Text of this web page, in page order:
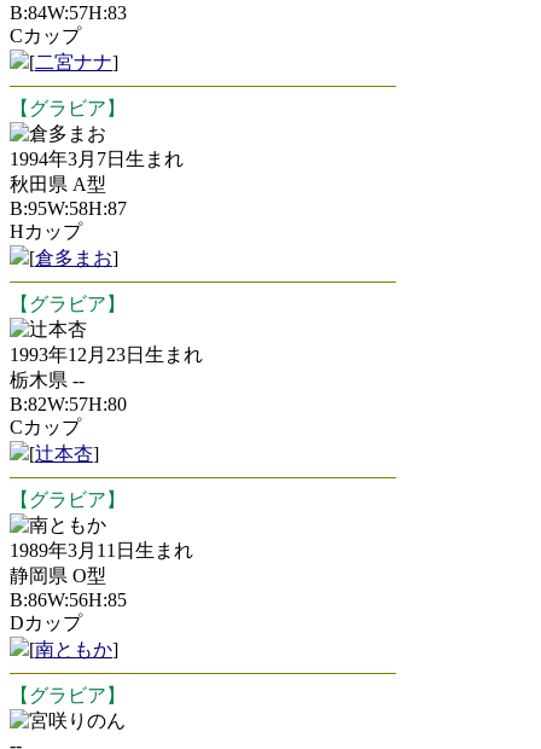
B:84W:57H:83
Cカップ
[二宮ナナ]
【グラビア】
倉多まお
1994年3月7日生まれ
秋田県 A型
B:95W:58H:87
Hカップ
[倉多まお]
【グラビア】
辻本杏
1993年12月23日生まれ
栃木県 --
B:82W:57H:80
Cカップ
[辻本杏]
【グラビア】
南ともか
1989年3月11日生まれ
静岡県 O型
B:86W:56H:85
Dカップ
[南ともか]
【グラビア】
宮咲りのん
--